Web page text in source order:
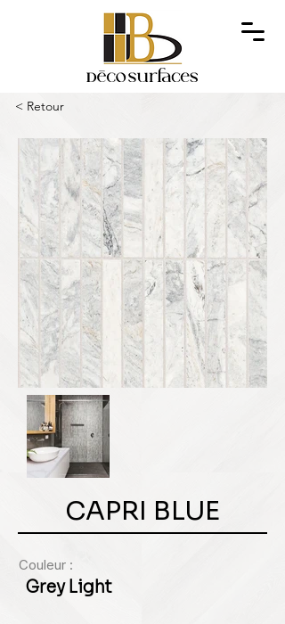
< Retour
CAPRI BLUE
Couleur :
Grey Light